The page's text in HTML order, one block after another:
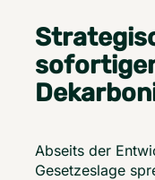
Abseits der
Gesetzeslage